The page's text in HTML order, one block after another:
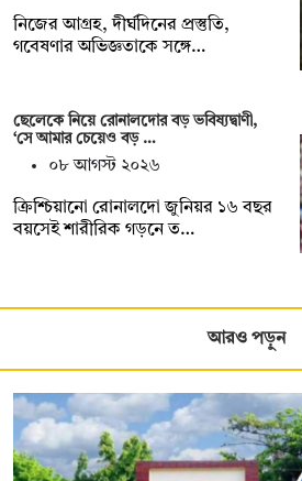
নিজের আগ্রহ, দীর্ঘদিনের প্রস্তুতি,
গবেষণার অভিজ্ঞতাকে সঙ্গে…
ছেলেকে নিয়ে রোনালদোর বড় ভবিষ্যদ্বাণী,
‘সে আমার চেয়েও বড় …
০৮ আগস্ট ২০২৬
ক্রিশ্চিয়ানো রোনালদো জুনিয়র ১৬ বছর
বয়সেই শারীরিক গড়নে ত…
আরও পড়ুন